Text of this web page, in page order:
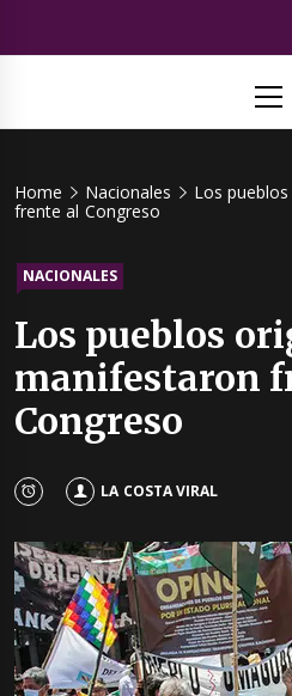
Home Nacionales
Los
frente al Congreso
NACIONALES
Los pueblos
manifestaron
Congreso
LA COSTA VIRAL